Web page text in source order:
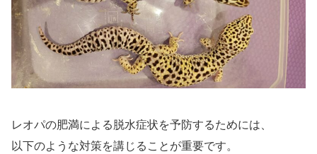
レオパの肥満による脱水症状を予防するためには、
以下のような対策を講じることが重要です。